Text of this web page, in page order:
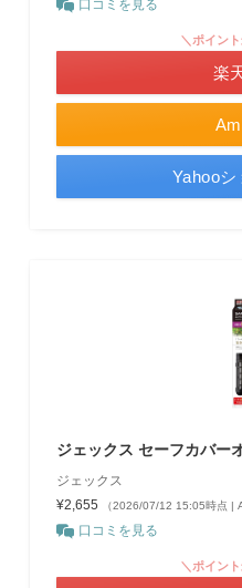
口コミを見る
＼ポイン
楽
Yahoo
ジェックス セーフカバー
ジェックス
¥2,655
（2026/07/12 15:05時点 |
口コミを見る
＼ポイン